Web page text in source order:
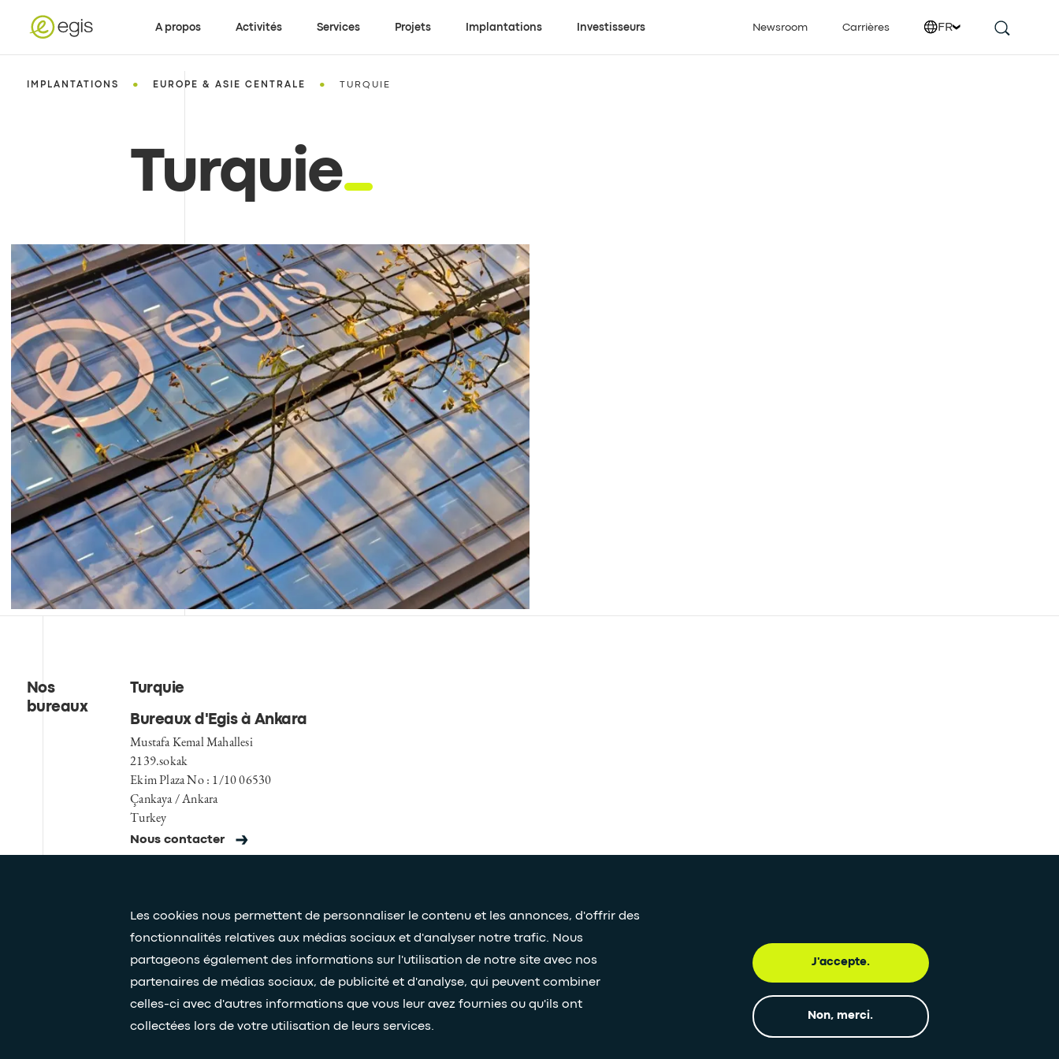
Les cookies nous permettent de personnaliser le contenu et les annonces, d'offrir des
fonctionnalités relatives aux médias sociaux et d'analyser notre trafic. Nous
partageons également des informations sur l'utilisation de notre site avec nos
partenaires de médias sociaux, de publicité et d'analyse, qui peuvent combiner
celles-ci avec d'autres informations que vous leur avez fournies ou qu'ils ont
collectées lors de votre utilisation de leurs services.
J'accepte.
Non, merci.
A propos Activités Services Projets Implantations Investisseurs Newsroom Carrières FR
IMPLANTATIONS • EUROPE & ASIE CENTRALE • TURQUIE
Turquie
Nos
bureaux
Turquie
Bureaux d'Egis à Ankara
Mustafa Kemal Mahallesi
2139.sokak
Ekim Plaza No : 1/10 06530
Çankaya / Ankara
Turkey
Nous contacter
Presse et médias Nos livres blancs Restez connectés grâce à notre newsletter Inscription à la newsletter